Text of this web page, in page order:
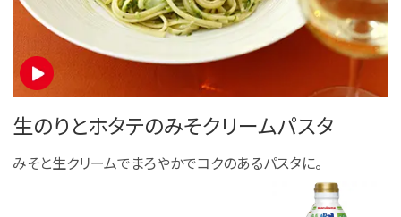
生のりとホタテのみそクリームパスタ
みそと生クリームでまろやかでコクのあるパスタに。